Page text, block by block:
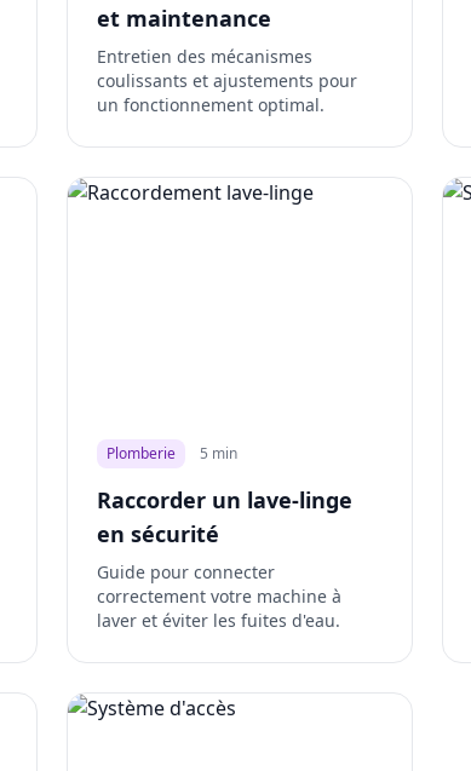
et maintenance
Entretien des mécanismes
coulissants et ajustements pour
un fonctionnement optimal.
Plomberie 5 min
Raccorder un lave-linge
en sécurité
Guide pour connecter
correctement votre machine à
laver et éviter les fuites d'eau.